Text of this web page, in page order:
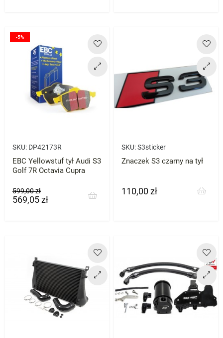
SKU: DP42173R
EBC Yellowstuf tył Audi S3
Golf 7R Octavia Cupra
Cena
podstawowa
599,00 złCena
569,05 zł
-5%
SKU:S3sticker
Znaczek S3 czarny na tył
Cena
110,00 zł